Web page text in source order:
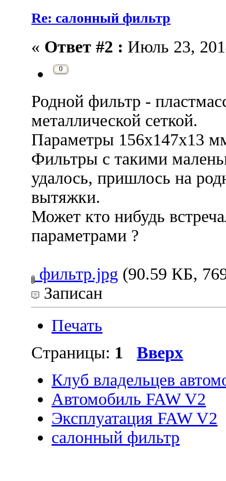
Re: салонный фильтр
« Ответ #2 : Июль 23,
0
Родной фильтр -
металлической сеткой.
Параметры 156х147х13
Фильтры с такими
удалось, пришлось на
вытяжки.
Может кто нибудь
параметрами ?
фильтр.jpg (90.59 КБ,
Записан
Печать
Страницы: 1
Вверх
Клуб владельцев
Автомобиль FAW V2
Эксплуатация FAW V2
салонный фильтр